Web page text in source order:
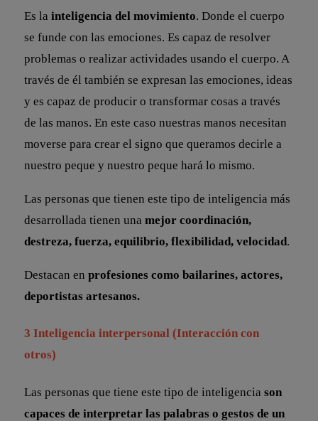
Es lainteligencia del movimiento. Donde el cuerpo
se funde con las emociones. Es capaz de resolver
problemas o realizar actividades usando el cuerpo. A
través de él también se expresan las emociones, ideas
y es capaz de producir o transformar cosas a través
de las manos. En este caso nuestras manos necesitan
moverse para crear el signo que queramos decirle a
nuestro peque y nuestro peque hará lo mismo.
Las personas que tienen este tipo de inteligencia más
desarrollada tienen unamejor coordinación,
destreza, fuerza, equilibrio, flexibilidad, velocidad.
Destacan enprofesiones como bailarines, actores,
deportistas artesanos.
3 Inteligencia interpersonal (Interacción con
otros)
Las personas que tiene este tipo de inteligenciason
capaces de interpretar las palabras o gestos de un